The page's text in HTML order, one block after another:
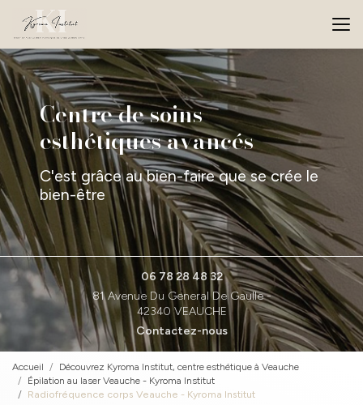
contenu
principal
Centre de soins
esthétiques avancés
C'est grâce au bien-faire que se crée le
bien-être
06 78 28 48 32
81 Avenue Du General De Gaulle -
42340 VEAUCHE
Contactez-nous
Accueil
Découvrez Kyroma Institut, centre esthétique à Veauche
Épilation au laser Veauche - Kyroma Institut
Radiofréquence corps Veauche - Kyroma Institut